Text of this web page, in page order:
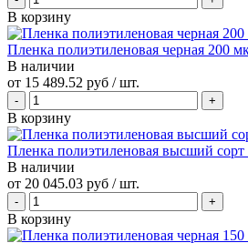
В корзину
Пленка полиэтиленовая черная 200
В наличии
от 15 489.52 руб / шт.
В корзину
Пленка полиэтиленовая высший
В наличии
от 20 045.03 руб / шт.
В корзину